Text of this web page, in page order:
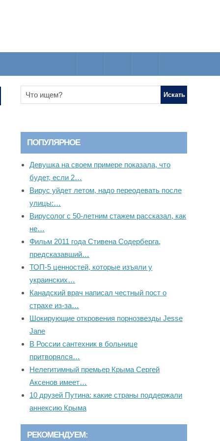
ПОПУЛЯРНОЕ
Девушка на своем примере показала, что
будет, если 2…
Вирус уйдет летом, надо переодевать после
улицы:…
Вирусолог с 50-летним стажем рассказал, как
не…
Фильм 2011 года Стивена Содерберга,
предсказавший…
ТОП-5 ценностей, которые изъяли у
украинских…
Канадский врач написал честный пост о
страхе из-за…
Шокирующие откровения порнозвезды Jesse
Jane
В России сантехник в больнице
притворялся…
Нелегитимный премьер Крыма Сергей
Аксенов имеет…
10 друзей Путина: какие страны поддержали
аннексию Крыма
РЕКОМЕНДУЕМ: